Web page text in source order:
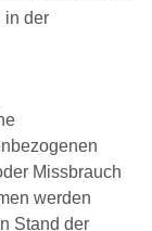
in der
Missbrauch
werden
Stand der